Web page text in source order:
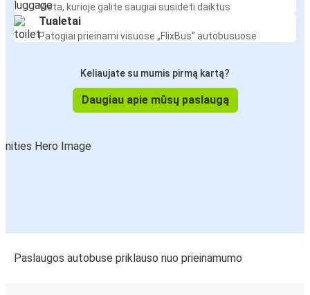
Vieta, kurioje galite saugiai susidėti daiktus
Tualetai
Patogiai prieinami visuose „FlixBus“ autobusuose
Keliaujate su mumis pirmą kartą?
Daugiau apie mūsų paslaugą
Paslaugos autobuse priklauso nuo prieinamumo